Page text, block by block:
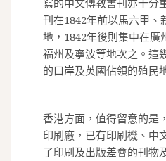
寫的中文傳教書刊亦十分
刊在1842年前以馬六甲、
地，1842年後則集中在廣
福州及寧波等地次之。這
的口岸及英國佔領的殖民
香港方面，值得留意的是
印刷廠，已有印刷機、中
了印刷及出版差會的刊物